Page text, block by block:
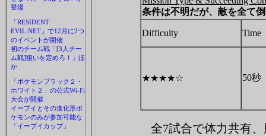
登場
「RESIDENT
EVIL.NET」で12月に2つ
のイベントが開催
初のチーム戦「[3人チー
ム戦]狙いを定めろ！」ほ
か
「ポケモンブラック２・
ホワイト２」の公式Wi-Fi
大会が開催
イーブイとその進化形ポ
ケモンのみが参加可能な
「イーブイカップ」
条件は不明だが、敵を全て
Difficulty Time
★★★★☆ 50秒
全7試合で体力共有、